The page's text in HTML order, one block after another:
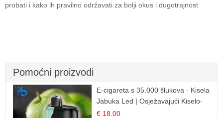
probati i kako ih pravilno održavati za bolji okus i dugotrajnost
Pomoćni proizvodi
E-cigareta s 35.000 šlukova - Kisela
Jabuka Led | Osježavajući Kiselo-
Slatki Okus
€ 18.00